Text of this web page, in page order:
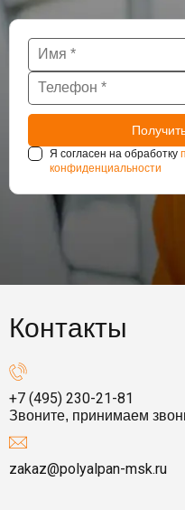
Я согласен на обработку
конфиденциальности
Контакты
+7 (495) 230-21-81
Звоните, принимаем
zakaz@polyalpan-msk.ru